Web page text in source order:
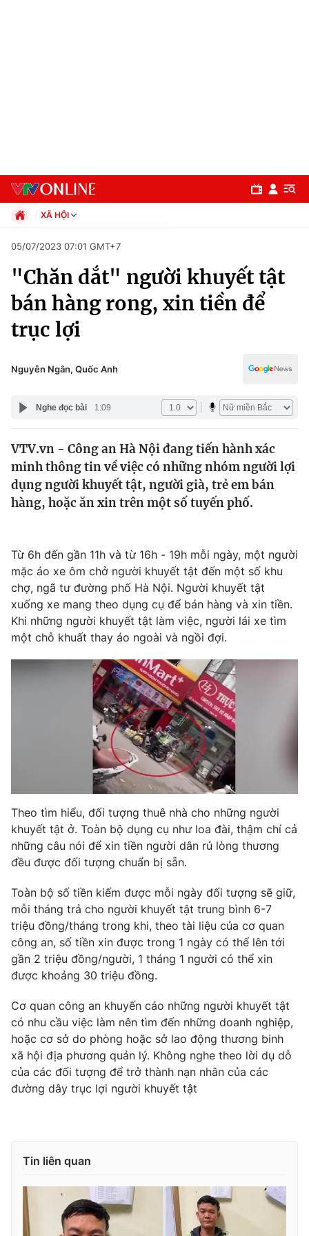
Chuyên mục
Chính trị
Thế giới
Tin tức
Câu chuyện quốc tế
Kinh tế
Thị trường
Góc doanh nghiệp
Dữ liệu và đời sống
Truyền hình
Phim VTV
Giải trí
Điện ảnh
Đời sống
Chất lượng cuộc sống
Hitech Công nghệ tương lai
Sản phẩm
Thị trường
Tư vấn
Giao lưu trực tuyến
Lịch phát sóng
Emagazine Podcast
Photo Infographic
VTV Money VTV Thể thao
VTV Sức khoẻ Bất động sản
VTV9 VTV8
Liên hệ tòa soạn English
XÃ HỘI
Xã hội
Pháp luật
Thể thao
Truyền hình
Văn hóa - Giải trí
Đời sống
Giáo dục
05/07/2023 07:01 GMT+7
"Chăn dắt" người khuyết tật
bán hàng rong, xin tiền để
trục lợi
Nguyễn Ngân, Quốc Anh
Nghe đọc bài 1:09
VTV.vn - Công an Hà Nội đang tiến hành xác
minh thông tin về việc có những nhóm người lợi
dụng người khuyết tật, người già, trẻ em bán
hàng, hoặc ăn xin trên một số tuyến phố.
Từ 6h đến gần 11h và từ 16h - 19h mỗi ngày, một người
mặc áo xe ôm chở người khuyết tật đến một số khu
chợ, ngã tư đường phố Hà Nội. Người khuyết tật
xuống xe mang theo dụng cụ để bán hàng và xin tiền.
Khi những người khuyết tật làm việc, người lái xe tìm
một chỗ khuất thay áo ngoài và ngồi đợi.
Theo tìm hiểu, đối tượng thuê nhà cho những người
khuyết tật ở. Toàn bộ dụng cụ như loa đài, thậm chí cả
những câu nói để xin tiền người dân rủ lòng thương
đều được đối tượng chuẩn bị sẵn.
Toàn bộ số tiền kiếm được mỗi ngày đối tượng sẽ giữ,
mỗi tháng trả cho người khuyết tật trung bình 6-7
triệu đồng/tháng trong khi, theo tài liệu của cơ quan
công an, số tiền xin được trong 1 ngày có thể lên tới
gần 2 triệu đồng/người, 1 tháng 1 người có thể xin
được khoảng 30 triệu đồng.
Cơ quan công an khuyến cáo những người khuyết tật
có nhu cầu việc làm nên tìm đến những doanh nghiệp,
hoặc cơ sở do phòng hoặc sở lao động thương binh
xã hội địa phương quản lý. Không nghe theo lời dụ dỗ
của các đối tượng để trở thành nạn nhân của các
đường dây trục lợi người khuyết tật
Tin liên quan